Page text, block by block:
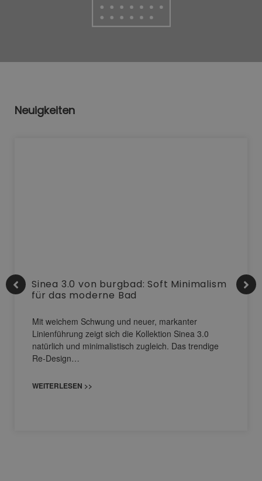
Neuigkeiten
Sinea 3.0 von burgbad: Soft Minimalism
für das moderne Bad
Mit weichem Schwung und neuer, markanter
Linienführung zeigt sich die Kollektion Sinea 3.0
natürlich und minimalistisch zugleich. Das trendige
Re-Design…
WEITERLESEN >>